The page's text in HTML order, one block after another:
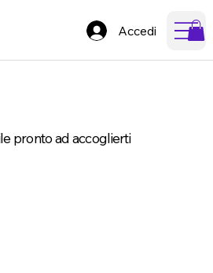
Accedi
pronto ad accoglierti